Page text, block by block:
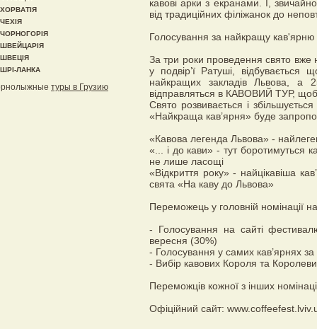
кавові арки з екранами. І,
від традиційних філіжанок до
Голосування за найкращу кав'ярню
За три роки проведення свято вже
у подвір’ї Ратуші,
найкращих закладів Львова, а
відправляться в КАВОВИЙ ТУР,
Свято розвивається і
«Найкраща кав’ярня» буде
«Кавова легенда Львова» -
«... і до кави» - тут боротимуться
не лише ласощі
«Відкриття року» - найцікавіша
свята «На каву до Львова»
Переможець у головній номінації
- Голосування на сайті
вересня (30%)
- Голосування у самих кав’ярнях
- Вибір кавових Короля та
Переможців кожної з інших
Офіційний сайт:
ХОРВАТІЯ
ЧЕХІЯ
ЧОРНОГОРІЯ
ШВЕЙЦАРІЯ
ШВЕЦІЯ
ШРІ-ЛАНКА
туры в Грузию